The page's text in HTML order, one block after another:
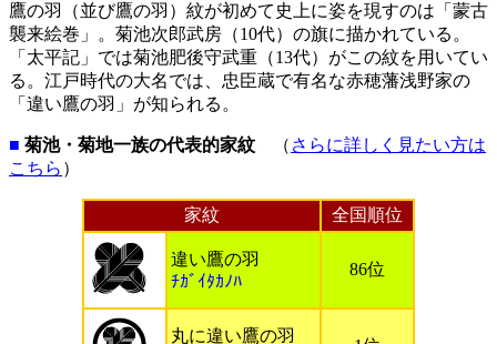
鷹の羽（並び鷹の羽）紋が初めて史上に姿を現すのは「蒙古
襲来絵巻」。菊池次郎武房（10代）の旗に描かれている。
「太平記」では菊池肥後守武重（13代）がこの紋を用いてい
る。江戸時代の大名では、忠臣蔵で有名な赤穂藩浅野家の
「違い鷹の羽」が知られる。
■ 菊池・菊地一族の代表的家紋 （ さらに詳しく見たい方は
こちら ）
家紋 全国順位
違い鷹の羽
ﾁｶﾞｲﾀｶﾉﾊ
86位
丸に違い鷹の羽